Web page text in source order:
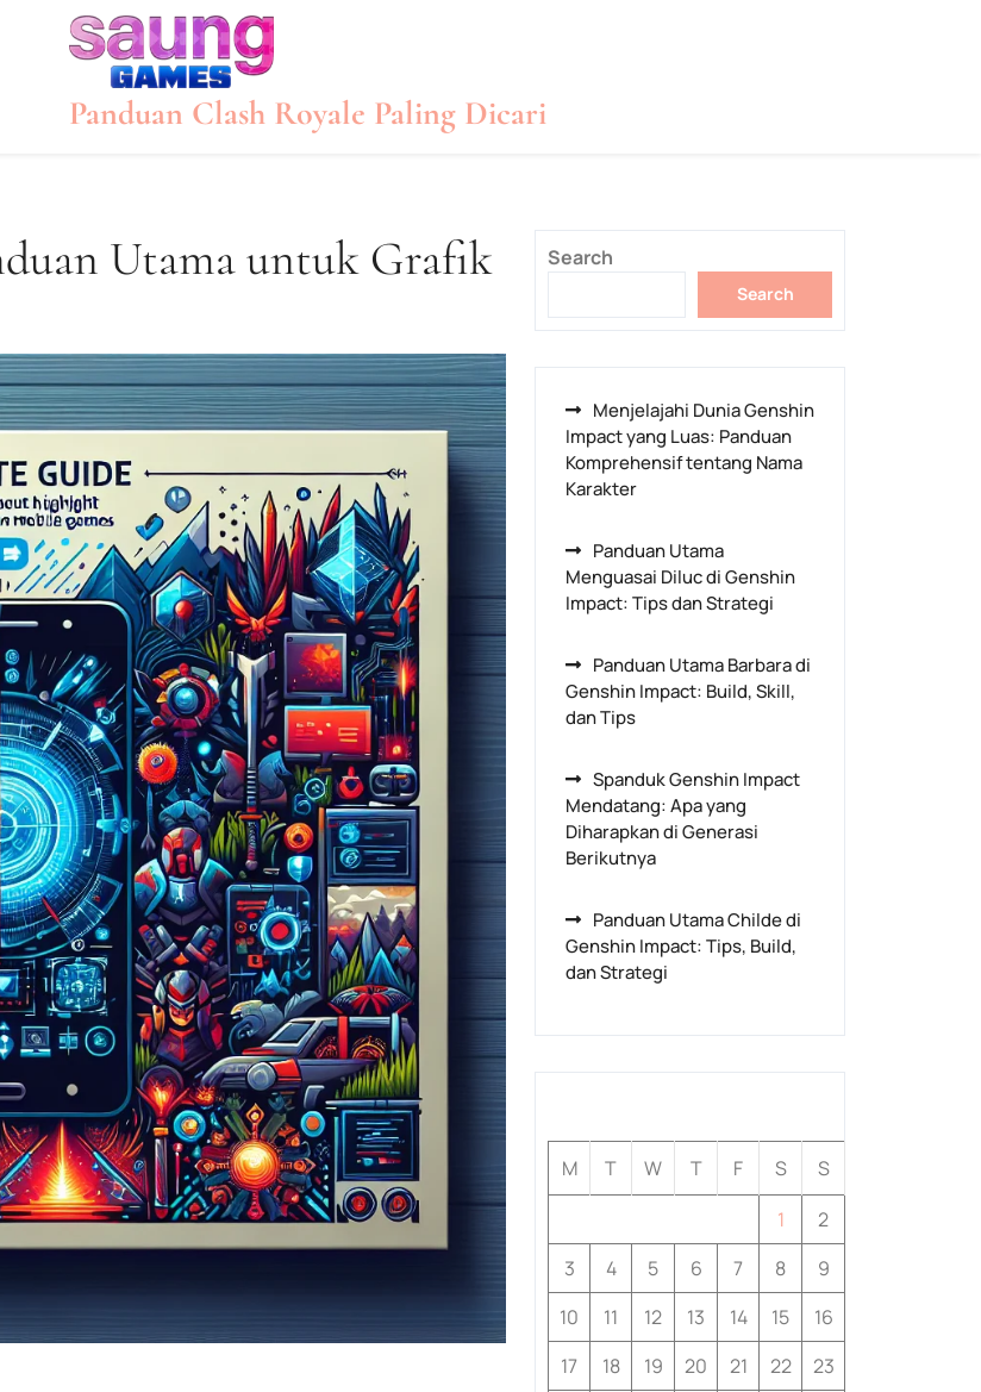
Panduan Clash Royale Paling Dicari
Utama untuk Grafik
Search
Search
Menjelajahi Dunia Genshin
Impact yang Luas: Panduan
Komprehensif tentang Nama
Karakter
Panduan Utama
Menguasai Diluc di Genshin
Impact: Tips dan Strategi
Panduan Utama Barbara di
Genshin Impact: Build, Skill,
dan Tips
Spanduk Genshin Impact
Mendatang: Apa yang
Diharapkan di Generasi
Berikutnya
Panduan Utama Childe di
Genshin Impact: Tips, Build,
dan Strategi
M
T W T F S
S
1
2
3
4 5 6 7 8
9
10
11 12 13 14 15
16
17
18 19 20 21 22
23